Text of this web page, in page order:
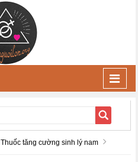
Thuốc tăng cường sinh lý nam